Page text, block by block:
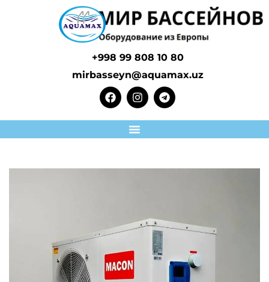
+998 99 808 10 80
mirbasseyn@aquamax.uz